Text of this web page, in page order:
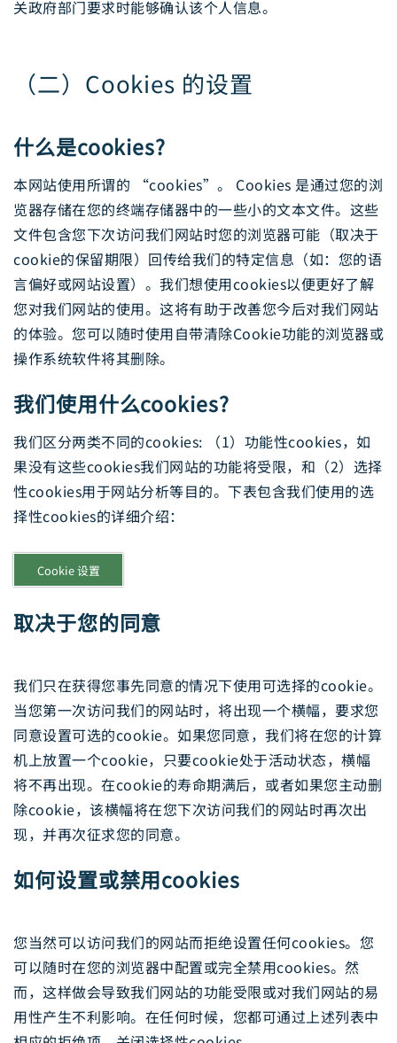
关政府部门要求时能够确认该个人信息。
（二）Cookies 的设置
什么是cookies?
本网站使用所谓的 “cookies”。 Cookies 是通过您的浏
览器存储在您的终端存储器中的一些小的文本文件。这些
文件包含您下次访问我们网站时您的浏览器可能（取决于
cookie的保留期限）回传给我们的特定信息（如：您的语
言偏好或网站设置）。我们想使用cookies以便更好了解
您对我们网站的使用。这将有助于改善您今后对我们网站
的体验。您可以随时使用自带清除Cookie功能的浏览器或
操作系统软件将其删除。
我们使用什么cookies?
我们区分两类不同的cookies: （1）功能性cookies，如
果没有这些cookies我们网站的功能将受限，和（2）选择
性cookies用于网站分析等目的。下表包含我们使用的选
择性cookies的详细介绍：
Cookie 设置
取决于您的同意
我们只在获得您事先同意的情况下使用可选择的cookie。
当您第一次访问我们的网站时，将出现一个横幅，要求您
同意设置可选的cookie。如果您同意，我们将在您的计算
机上放置一个cookie，只要cookie处于活动状态，横幅
将不再出现。在cookie的寿命期满后，或者如果您主动删
除cookie，该横幅将在您下次访问我们的网站时再次出
现，并再次征求您的同意。
如何设置或禁用cookies
您当然可以访问我们的网站而拒绝设置任何cookies。您
可以随时在您的浏览器中配置或完全禁用cookies。然
而，这样做会导致我们网站的功能受限或对我们网站的易
用性产生不利影响。在任何时候，您都可通过上述列表中